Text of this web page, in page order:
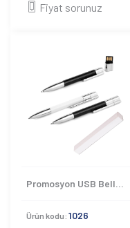
Fiyat sorunuz
Promosyon USB Bellek 1026
Ürün kodu: 1026